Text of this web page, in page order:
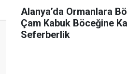
Alanya’da Ormanlara
Çam Kabuk Böceğine
Seferberlik